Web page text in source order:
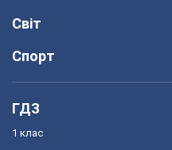
Світ
Спорт
ГДЗ
1 клас